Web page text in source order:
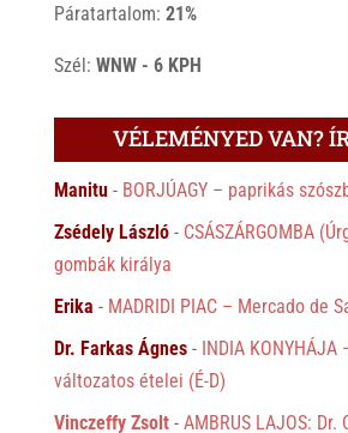
Páratartalom: 21%
Szél: WNW - 6 KPH
VÉLEMÉNYED VAN?
Manitu- BORJÚAGY – paprikás
Zsédely László- CSÁSZÁRGOMBA
gombák királya
Erika - MADRIDI PIAC – Mercado de
Dr. Farkas Ágnes- INDIA
változatos ételei (É-D)
Vinczeffy Zsolt- AMBRUS LAJOS: Dr.